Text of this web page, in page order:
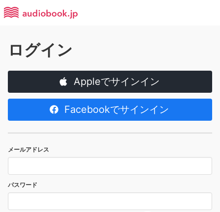
ログイン
Appleでサインイン
Facebookでサインイン
メールアドレス
パスワード